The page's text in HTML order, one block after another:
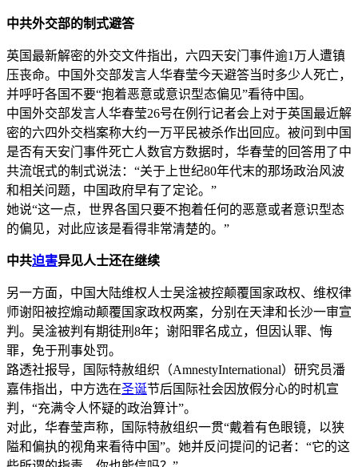
中共外交部的制式避答
英国最新解密的外交文件指出，六四天安门事件逾1万人遭镇
压丧命。中国外交部发言人华春莹今天避答当时多少人死亡，
并呼吁各国不要“抱着恶意或意识型态偏见”看待中国。
中国外交部发言人华春莹26号在例行记者会上对于英国最近解
密的六四外交档案称大约一万平民被杀作出回应。被问到中国
是否有天安门事件死亡人数官方数据时，华春莹的回答用了中
共流氓式的制式说法：“关于上世纪80年代末的那场政治风波
和相关问题，中国政府早有了定论。”
她说“这一点，世界各国只要不抱着任何的恶意或者意识型态
的偏见，对此应该是看得非常清楚的。”
中共迫害异见人士还在继续
另一方面，中国大陆维权人士吴淦被控颠覆国家政权、维权律
师谢阳被控煽动颠覆国家政权两案，分别在天津和长沙一审宣
判。吴淦被判有期徒刑8年；谢阳罪名成立，但因认罪、悔
罪，免于刑事处罚。
路透社报导，国际特赦组织（AmnestyInternational）研究员潘
嘉伟指出，中方选在圣诞节后国际社会因放假分心的时机宣
判，“充满令人怀疑的政治算计”。
对此，华春莹声称，国际特赦组织一贯“戴着有色眼镜，以狭
隘和偏执的视角来看待中国”。她并反问提问的记者：“它的这